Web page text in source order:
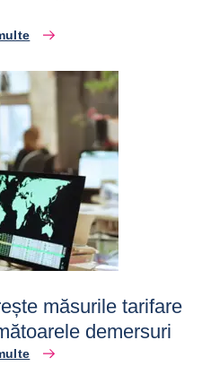
măsurile tarifare
demersuri